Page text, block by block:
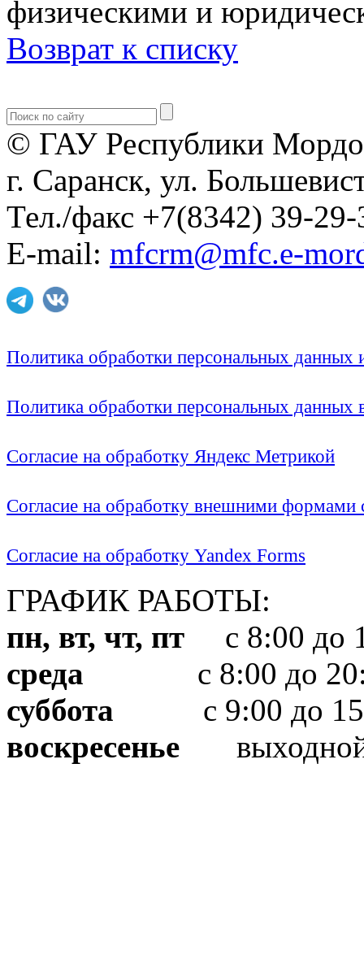
физическими и
Возврат к списку
© ГАУ Республики
г. Саранск, ул.
Тел./факс +7(8342) 39-29-
E-mail: mfcrm@mfc.e-
Политика обработки персональных
Политика обработки персональных
Согласие на обработку Яндекс Метрикой
Согласие на обработку внешними формами
Согласие на обработку Yandex Forms
ГРАФИК РАБОТЫ:
пн, вт, чт, пт с 8:00 до
среда с 8:00 до
суббота с 9:00 до
воскресенье